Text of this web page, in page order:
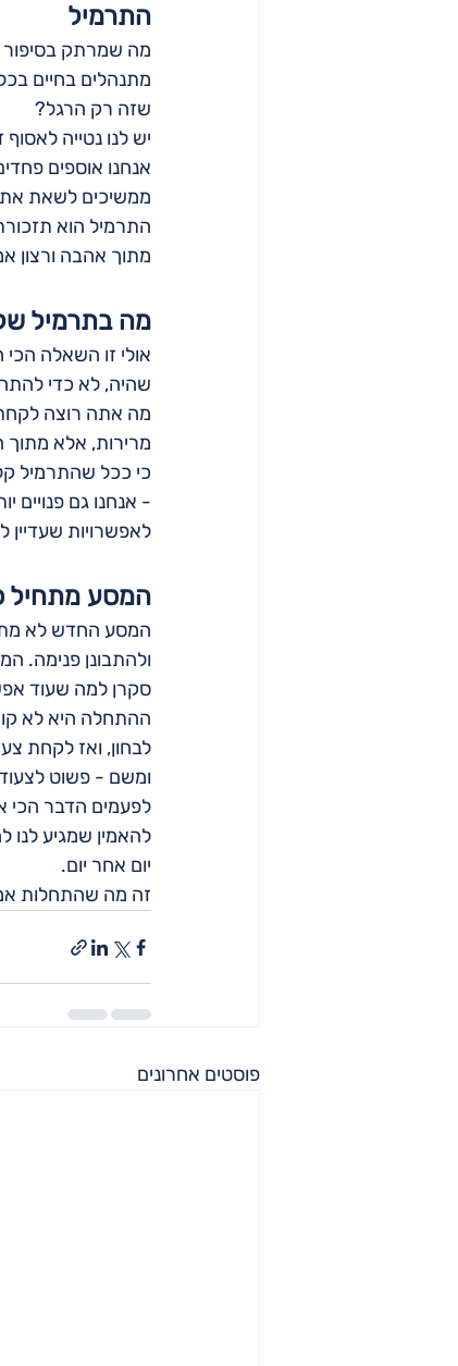
התרמיל
מה שמרתק בסיפור
מתנהלים בחיים
שזה רק הרגל?
יש לנו נטייה
אנחנו אוספים
ממשיכים לשאת את
התרמיל הוא
מתוך אהבה ורצון
מה בתרמיל
אולי זו השאלה
שהיה, לא כדי
מה אתה רוצה
מרירות, אלא
כי ככל שהתרמיל
- אנחנו גם פנויים
לאפשרויות שעדיין
המסע מתחיל
המסע החדש לא
ולהתבונן פנימה.
סקרן למה שעוד
לבחון, ואז לקחת
ומשם - פשוט
לפעמים הדבר הכי
להאמין שמגיע לנו
יום אחר יום.
זה מה שהתחלות
פוסטים אחרונים